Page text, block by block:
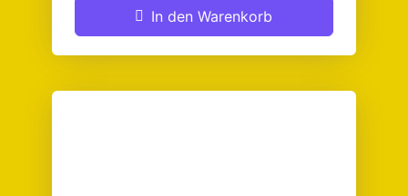
In den Warenkorb